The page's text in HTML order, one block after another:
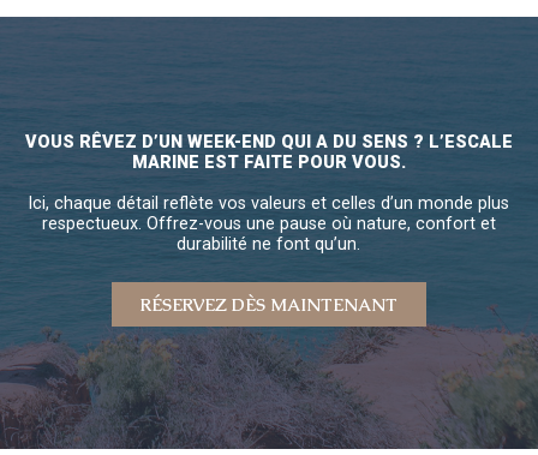
VOUS RÊVEZ D’UN WEEK-END QUI A DU SENS ? L’ESCALE
MARINE EST FAITE POUR VOUS.
Ici, chaque détail reflète vos valeurs et celles d’un monde plus
respectueux. Offrez-vous une pause où nature, confort et
durabilité ne font qu’un.
RÉSERVEZ DÈS MAINTENANT